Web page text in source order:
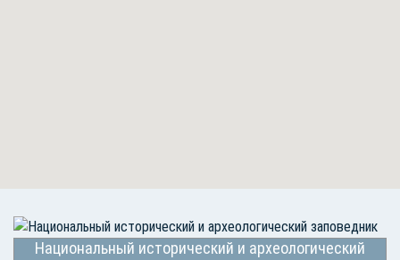
Национальный исторический и археологический